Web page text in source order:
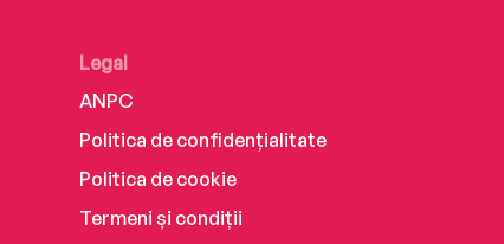
Legal
ANPC
Politica de confidențialitate
Politica de cookie
Termeni și condiții